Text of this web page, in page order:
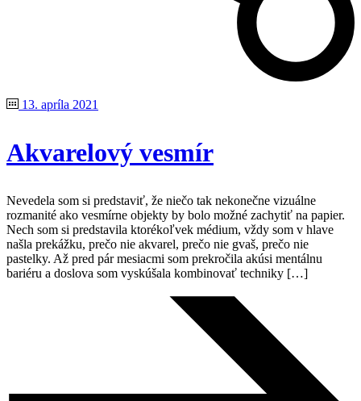
13. apríla 2021
Akvarelový vesmír
Nevedela som si predstaviť, že niečo tak nekonečne vizuálne
rozmanité ako vesmírne objekty by bolo možné zachytiť na papier.
Nech som si predstavila ktorékoľvek médium, vždy som v hlave
našla prekážku, prečo nie akvarel, prečo nie gvaš, prečo nie
pastelky. Až pred pár mesiacmi som prekročila akúsi mentálnu
bariéru a doslova som vyskúšala kombinovať techniky […]